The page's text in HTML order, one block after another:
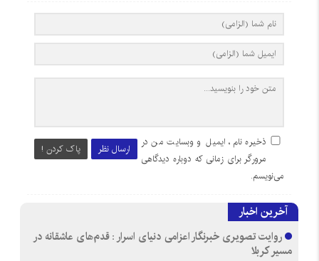
ارسال نظر پاک کردن !
ذخیره نام، ایمیل و وبسایت من در
مرورگر برای زمانی که دوباره دیدگاهی
می‌نویسم.
آخرین اخبار
روایت تصویری خبرنگار اعزامی دنیای اسرار : قدم‌های عاشقانه در
مسیر کربلا